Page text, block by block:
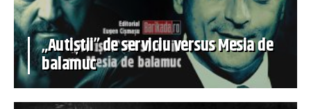
„Autiștii” de serviciu versus Mesia de
balamuc